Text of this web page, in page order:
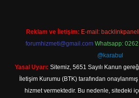
Reklam ve İletişim: E-mail:
forumhizmeti@gmail.com Whatsapp:
@karabul
Yasal Uyarı: Sitemiz, 5651 Sayılı Kanun
İletişim Kurumu (BTK) tarafından
hizmet vermektedir. Bu nedenle, sitedeki